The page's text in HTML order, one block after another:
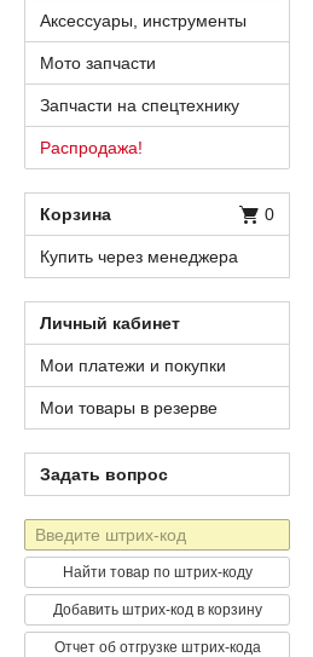
Аксессуары, инструменты
Мото запчасти
Запчасти на спецтехнику
Распродажа!
Корзина 0
Купить через менеджера
Личный кабинет
Мои платежи и покупки
Мои товары в резерве
Задать вопрос
Штрих-
код
Найти товар по штрих-коду
Добавить штрих-код в корзину
Отчет об отгрузке штрих-кода